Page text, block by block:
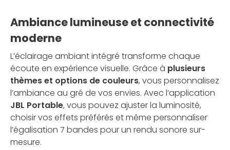
Ambiance lumineuse et connectivité
moderne
L’éclairage ambiant intégré transforme chaque
écoute en expérience visuelle. Grâce à plusieurs
thèmes et options de couleurs, vous personnalisez
l’ambiance au gré de vos envies. Avec l’application
JBL Portable, vous pouvez ajuster la luminosité,
choisir vos effets préférés et même personnaliser
l’égalisation 7 bandes pour un rendu sonore sur-
mesure.